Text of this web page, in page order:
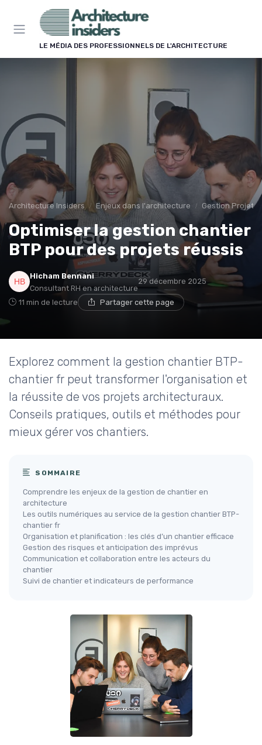
LE MÉDIA DES PROFESSIONNELS DE L'ARCHITECTURE
Architecture Insiders Enjeux dans l'architecture Gestion Projets
Optimiser la gestion chantier
BTP pour des projets réussis
Hicham Bennani
Consultant RH en architecture
29 décembre 2025
11 min de lecture Partager cette page
Explorez comment la gestion chantier BTP-
chantier fr peut transformer l'organisation et
la réussite de vos projets architecturaux.
Conseils pratiques, outils et méthodes pour
mieux gérer vos chantiers.
SOMMAIRE
Comprendre les enjeux de la gestion de chantier en
architecture
Les outils numériques au service de la gestion chantier BTP-
chantier fr
Organisation et planification : les clés d’un chantier efficace
Gestion des risques et anticipation des imprévus
Communication et collaboration entre les acteurs du
chantier
Suivi de chantier et indicateurs de performance
Panneau de gestion des cookies